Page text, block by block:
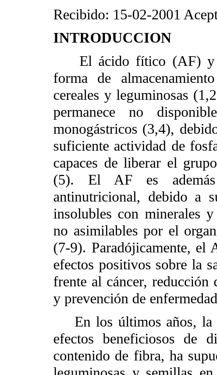
Recibido: 15-02-2001
INTRODUCCION
El ácido fítico (AF) y
forma de
cereales y leguminosas
permanece no
monogástricos (3,4),
suficiente actividad de
capaces de liberar el
(5). El AF es además
antinutricional, debido a
insolubles con minerales
no asimilables por el
(7-9). Paradójicamente, el
efectos positivos sobre la
frente al cáncer, reducción
y prevención de
En los últimos años, la
efectos beneficiosos de
contenido de fibra, ha